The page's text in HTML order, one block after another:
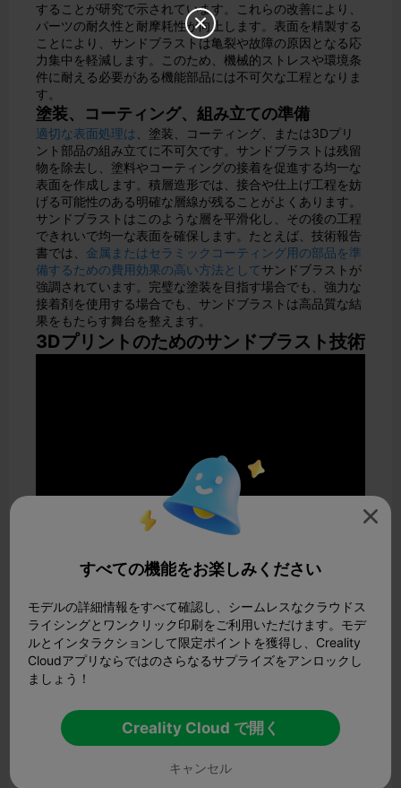
することが研究で示されています。これらの改善により、
パーツの耐久性と耐摩耗性が向上します。表面を精製する
ことにより、サンドブラストは亀裂や故障の原因となる応
力集中を軽減します。このため、機械的ストレスや環境条
件に耐える必要がある機能部品には不可欠な工程となりま
す。
塗装、コーティング、組み立ての準備
適切な表面処理は
、塗装、コーティング、または3Dプリ
ント部品の組み立てに不可欠です。サンドブラストは残留
物を除去し、塗料やコーティングの接着を促進する均一な
表面を作成します。積層造形では、接合や仕上げ工程を妨
げる可能性のある明確な層線が残ることがよくあります。
サンドブラストはこのような層を平滑化し、その後の工程
できれいで均一な表面を確保します。たとえば、技術報告
書では、 金属またはセラミックコーティング用の部品を準
備するための費用効果の高い方法としてサンドブラストが
強調されています。完璧な塗装を目指す場合でも、強力な
接着剤を使用する場合でも、サンドブラストは高品質な結
果をもたらす舞台を整えます。
3Dプリントのためのサンドブラスト技術
ラストの比較
体に研磨メディアを均一に塗布します。この技法は、完全
な平滑化と表面の洗練が必要なプロジェクトに適していま
す。レイヤーラインを除去し、一貫した仕上げを実現する
のに理想的です。しかし、特定の領域を保護したり、複雑
なデザインを作成したりする必要がある場合は、マスキン
キングテープやステンシルで覆うことで、サンドブラスト
工程を狙った部分に集中させることができます。この方法
によって、プリントの全体的な品質を高めながら、テクス
チャをブレンドしたり、繊細な特徴を保護したりすること


すべての機能をお楽しみください
モデルの詳細情報をすべて確認し、シームレスなクラウドス
ライシングとワンクリック印刷をご利用いただけます。モデ
ルとインタラクションして限定ポイントを獲得し、Creality
Cloudアプリならではのさらなるサプライズをアンロックし
ましょう！
Creality Cloud で開く
キャンセル